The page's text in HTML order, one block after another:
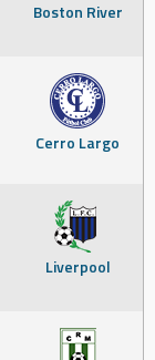
Boston River
Cerro Largo
Liverpool